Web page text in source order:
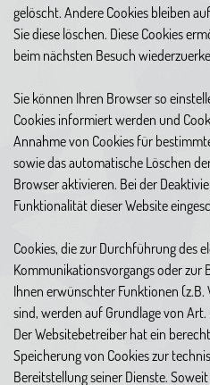
gelöscht. Andere Cookies bleiben
Sie diese löschen. Diese Cookies
beim nächsten Besuch
Sie können Ihren Browser so
Cookies informiert werden und
Annahme von Cookies für
sowie das automatische Löschen
Browser aktivieren. Bei der
Funktionalität dieser Website
Cookies, die zur Durchführung des
Kommunikationsvorgangs oder zur
Ihnen erwünschter Funktionen
sind, werden auf Grundlage von Art.
Der Websitebetreiber hat ein
Speicherung von Cookies zur
Bereitstellung seiner Dienste.